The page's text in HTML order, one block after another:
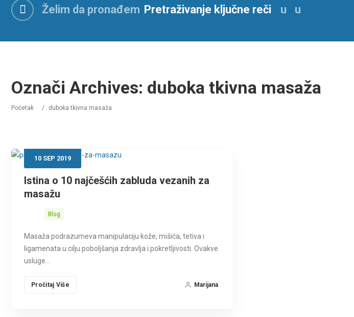
Želim da pronađem u u
Označi Archives: duboka tkivna masaža
Početak / duboka tkivna masaža
10 SEP 2019
Istina o 10 najčešćih zabluda vezanih za
masažu
Blog
Masaža podrazumeva manipulaciju kože, mišića, tetiva i
ligamenata u cilju poboljšanja zdravlja i pokretljivosti. Ovakve
usluge…
Pročitaj Više Marijana